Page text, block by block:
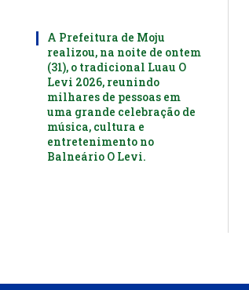
A Prefeitura de Moju
realizou, na noite de ontem
(31), o tradicional Luau O
Levi 2026, reunindo
milhares de pessoas em
uma grande celebração de
música, cultura e
entretenimento no
Balneário O Levi.